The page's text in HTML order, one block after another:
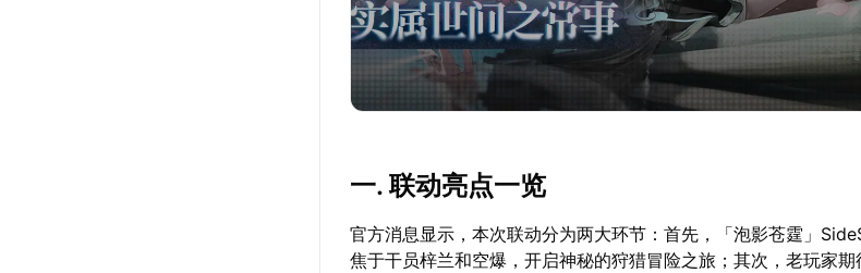
一. 联动亮点一览
官方消息显示，本次联动分为两大环节：首先，「泡影苍霆」
焦于干员梓兰和空爆，开启神秘的狩猎冒险之旅；其次，老玩家